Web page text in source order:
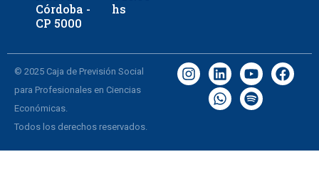
Córdoba -
CP 5000
hs
© 2025 Caja de Previsión Social
para Profesionales en Ciencias
Económicas.
Todos los derechos reservados.